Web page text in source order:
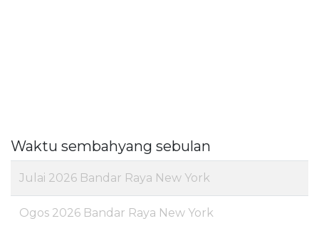
Waktu sembahyang sebulan
Julai 2026 Bandar Raya New York
Ogos 2026 Bandar Raya New York